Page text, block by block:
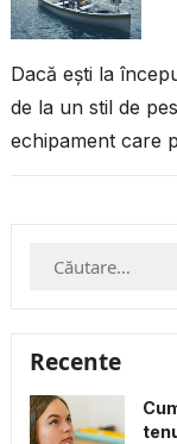
Dacă ești la
de la un stil de
echipament care
Caută
Recente